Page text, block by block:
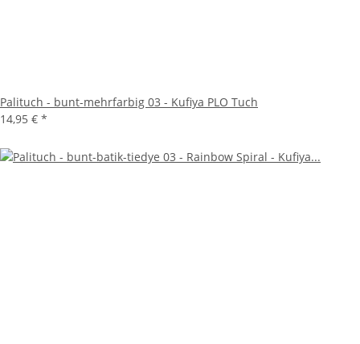
Palituch - bunt-mehrfarbig 03 - Kufiya PLO Tuch
14,95 € *